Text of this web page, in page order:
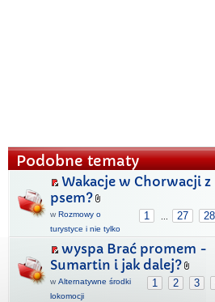
Podobne tematy
Wakacje w Chorwacji z
psem?
1 ... 27 28
w Rozmowy o
turystyce i nie tylko
wyspa Brać promem -
Sumartin i jak dalej?
1 2 3
w Alternatywne środki
lokomocji